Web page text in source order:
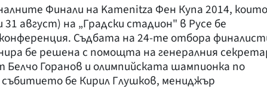
Финали на Kamenitza Фен Купа 2014, които
август) на „Градски стадион" в Русе бе
Съдбата на 24-те отбора
бе решена с помощта на генералния
Белчо Горанов и олимпийската шампионка по
бе Кирил Глушков, мениджър